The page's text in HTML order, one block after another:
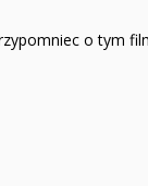
o tym